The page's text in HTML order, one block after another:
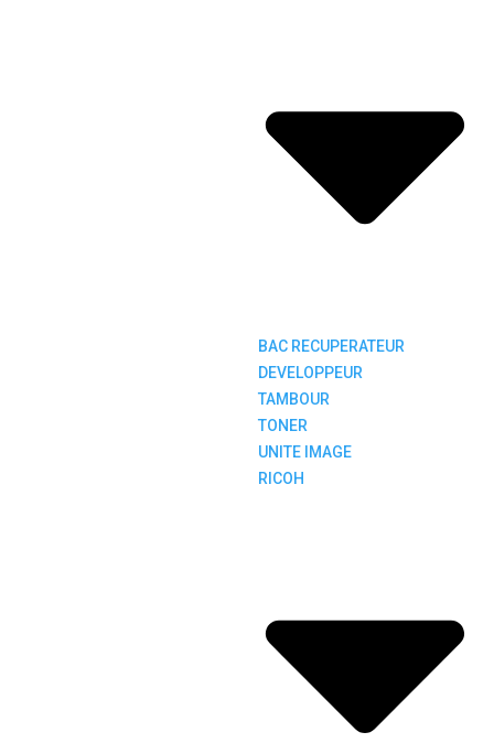
BAC RECUPERATEUR
DEVELOPPEUR
TAMBOUR
TONER
UNITE IMAGE
RICOH